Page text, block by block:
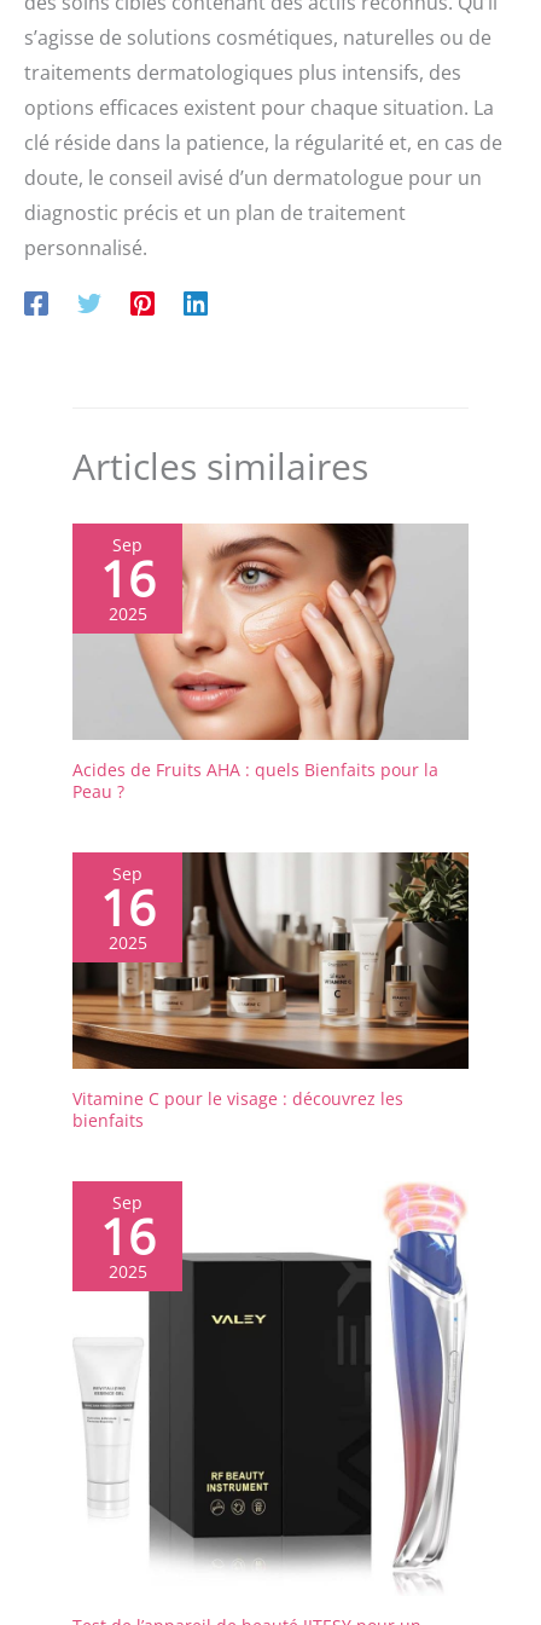
Niacinamide avec Acide
Hyaluronique et Vitamine C
visage est le choix idéal en
hydratante visage. Votre
peau sera plus ferme et
vous aurez un teint frais et
lumineux.
É𝗤𝗨𝗔𝗟𝗜𝗧É
𝗘𝗧 𝗦É𝗖𝗨𝗥𝗜𝗧É - KREALIS
s’engage à créer des
vous offrant une garantie
satisfait ou remboursé.
s’agisse de solutions cosmétiques, naturelles ou de
traitements dermatologiques plus intensifs, des
options efficaces existent pour chaque situation. La
clé réside dans la patience, la régularité et, en cas de
doute, le conseil avisé d’un dermatologue pour un
diagnostic précis et un plan de traitement
personnalisé.
Articles similaires
Sep
16
2025
Acides de Fruits AHA : quels Bienfaits pour la
Peau ?
Sep
16
2025
Vitamine C pour le visage : découvrez les
bienfaits
Sep
16
2025